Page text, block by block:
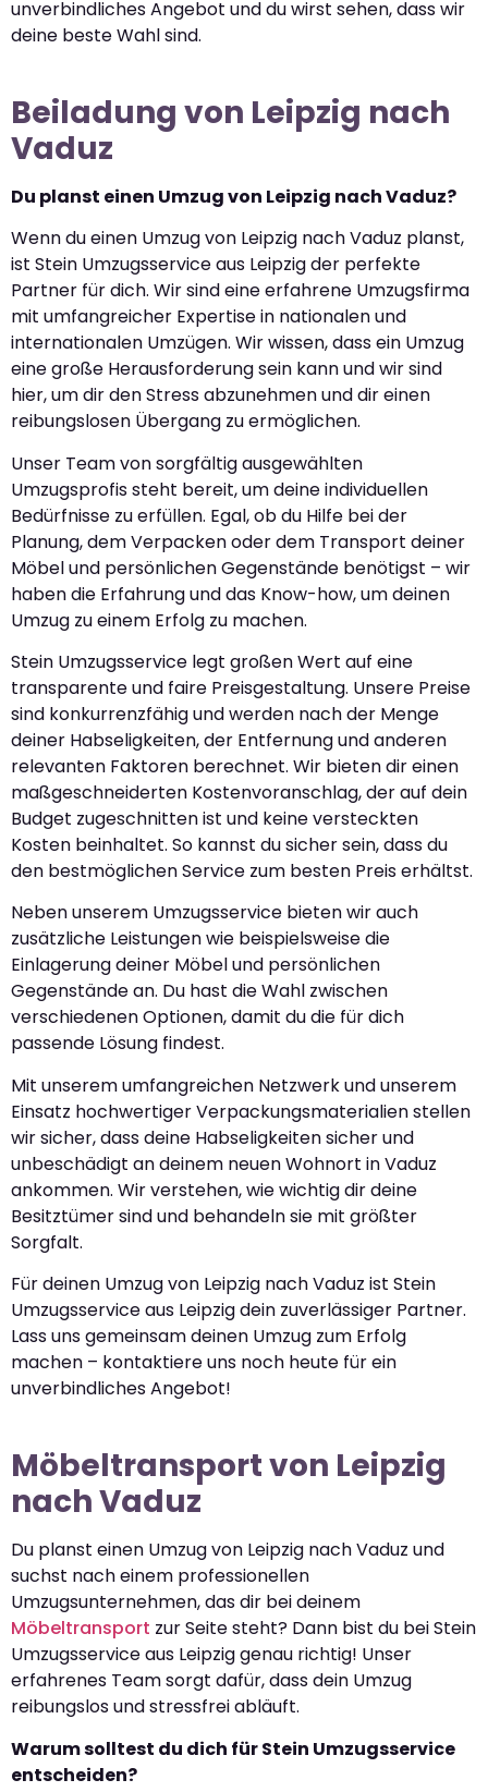
unverbindliches Angebot und du wirst sehen, dass wir
deine beste Wahl sind.
Beiladung von Leipzig nach
Vaduz
Du planst einen Umzug von Leipzig nach Vaduz?
Wenn du einen Umzug von Leipzig nach Vaduz planst,
ist Stein Umzugsservice aus Leipzig der perfekte
Partner für dich. Wir sind eine erfahrene Umzugsfirma
mit umfangreicher Expertise in nationalen und
internationalen Umzügen. Wir wissen, dass ein Umzug
eine große Herausforderung sein kann und wir sind
hier, um dir den Stress abzunehmen und dir einen
reibungslosen Übergang zu ermöglichen.
Unser Team von sorgfältig ausgewählten
Umzugsprofis steht bereit, um deine individuellen
Bedürfnisse zu erfüllen. Egal, ob du Hilfe bei der
Planung, dem Verpacken oder dem Transport deiner
Möbel und persönlichen Gegenstände benötigst – wir
haben die Erfahrung und das Know-how, um deinen
Umzug zu einem Erfolg zu machen.
Stein Umzugsservice legt großen Wert auf eine
transparente und faire Preisgestaltung. Unsere Preise
sind konkurrenzfähig und werden nach der Menge
deiner Habseligkeiten, der Entfernung und anderen
relevanten Faktoren berechnet. Wir bieten dir einen
maßgeschneiderten Kostenvoranschlag, der auf dein
Budget zugeschnitten ist und keine versteckten
Kosten beinhaltet. So kannst du sicher sein, dass du
den bestmöglichen Service zum besten Preis erhältst.
Neben unserem Umzugsservice bieten wir auch
zusätzliche Leistungen wie beispielsweise die
Einlagerung deiner Möbel und persönlichen
Gegenstände an. Du hast die Wahl zwischen
verschiedenen Optionen, damit du die für dich
passende Lösung findest.
Mit unserem umfangreichen Netzwerk und unserem
Einsatz hochwertiger Verpackungsmaterialien stellen
wir sicher, dass deine Habseligkeiten sicher und
unbeschädigt an deinem neuen Wohnort in Vaduz
ankommen. Wir verstehen, wie wichtig dir deine
Besitztümer sind und behandeln sie mit größter
Sorgfalt.
Für deinen Umzug von Leipzig nach Vaduz ist Stein
Umzugsservice aus Leipzig dein zuverlässiger Partner.
Lass uns gemeinsam deinen Umzug zum Erfolg
machen – kontaktiere uns noch heute für ein
unverbindliches Angebot!
Möbeltransport von Leipzig
nach Vaduz
Du planst einen Umzug von Leipzig nach Vaduz und
suchst nach einem professionellen
Umzugsunternehmen, das dir bei deinem
Möbeltransport zur Seite steht? Dann bist du bei Stein
Umzugsservice aus Leipzig genau richtig! Unser
erfahrenes Team sorgt dafür, dass dein Umzug
reibungslos und stressfrei abläuft.
Warum solltest du dich für Stein Umzugsservice
entscheiden?